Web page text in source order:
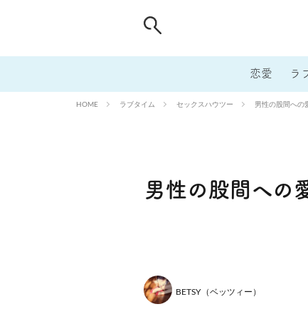
恋愛 ラ
HOME ラブタイム セックスハウツー 男性の股間への
男性の股間への
BETSY（ベッツィー）